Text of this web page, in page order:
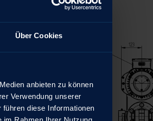
Über Cookies
anbieten zu können
Verwendung unserer
diese Informationen